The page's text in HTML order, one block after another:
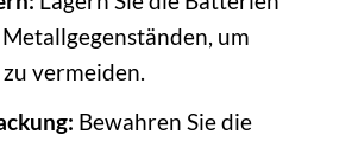
um
vermeiden.
Bewahren Sie die